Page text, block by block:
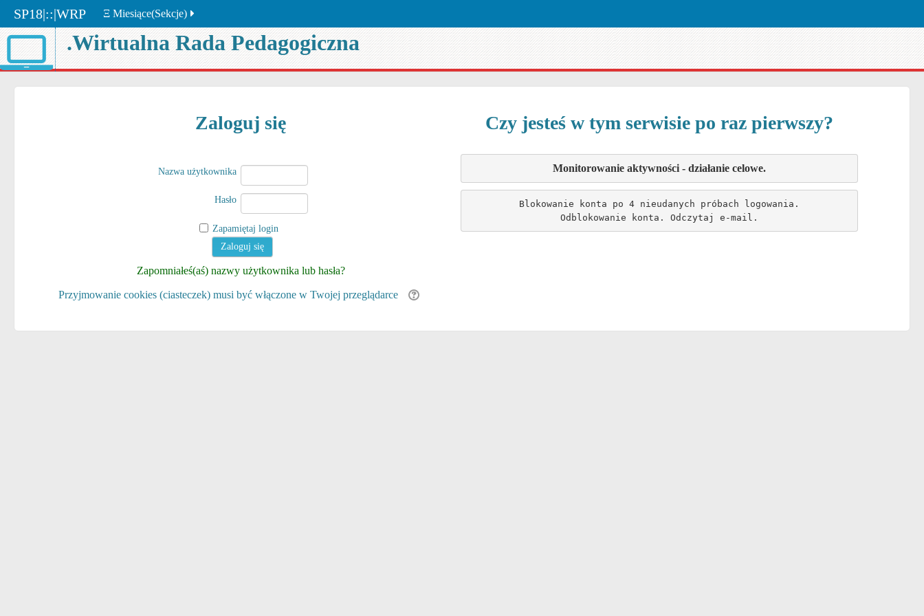
SP18|::|WRP Ξ Miesiące(Sekcje)
.Wirtualna Rada Pedagogiczna
Zaloguj się
Nazwa użytkownika
Hasło
Zapamiętaj login
Zapomniałeś(aś) nazwy użytkownika lub hasła?
Przyjmowanie cookies (ciasteczek) musi być włączone w Twojej przeglądarce
Czy jesteś w tym serwisie po raz pierwszy?
Monitorowanie aktywności - działanie celowe.
Blokowanie konta po 4 nieudanych próbach logowania.
Odblokowanie konta. Odczytaj e-mail.